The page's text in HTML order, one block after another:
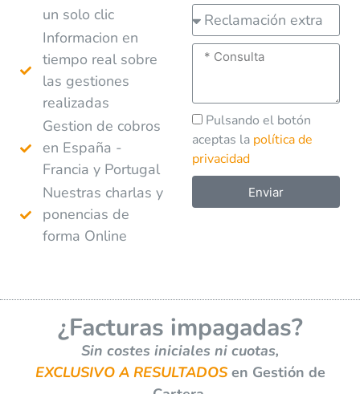
un solo clic
Informacion en
tiempo real sobre
las gestiones
realizadas
Gestion de cobros
en España -
Francia y Portugal
Nuestras charlas y
ponencias de
forma Online
Pulsando el botón
aceptas la política de
privacidad
Enviar
r
n
a
t
¿Facturas impagadas?
Sin costes iniciales ni cuotas,
EXCLUSIVO A RESULTADOSen Gestión de